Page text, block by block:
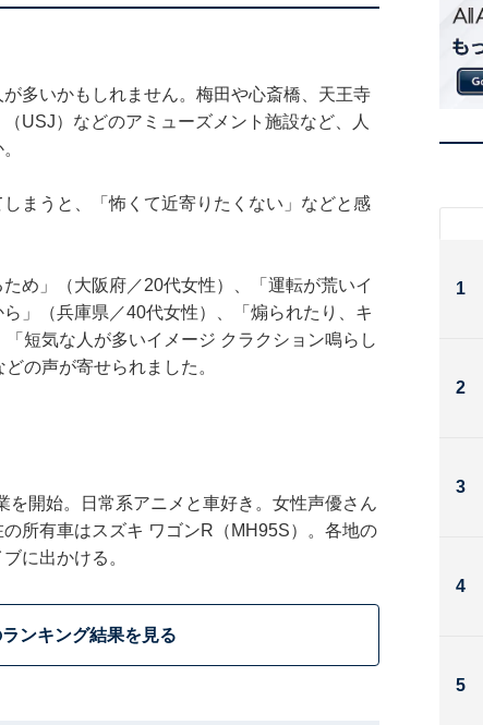
多いかもしれません。梅田や心斎橋、天王寺
USJ）などのアミューズメント施設など、人
まうと、「怖くて近寄りたくない」などと感
め」（大阪府／20代女性）、「運転が荒いイ
」（兵庫県／40代女性）、「煽られたり、キ
短気な人が多いイメージ クラクション鳴らし
の声が寄せられました。
開始。日常系アニメと車好き。女性声優さん
所有車はスズキ ワゴンR（MH95S）。各地の
に出かける。
ンキング結果を見る
1
2
3
4
5